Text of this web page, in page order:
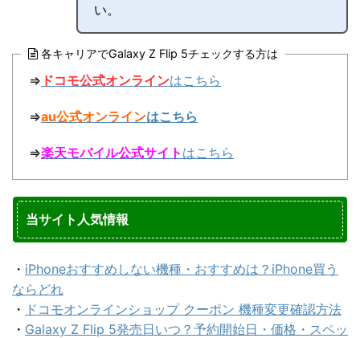
い。
各キャリアでGalaxy Z Flip 5チェックする方は
⇒ ドコモ公式オンラインはこちら
⇒au公式オンラインはこちら
⇒楽天モバイル公式サイト はこちら
当サイト人気情報
・ iPhoneおすすめしない機種・おすすめは？iPhone買う
ならどれ
・ ドコモオンラインショップ クーポン 機種変更確認方法
・ Galaxy Z Flip 5発売日いつ？予約開始日・価格・スペッ